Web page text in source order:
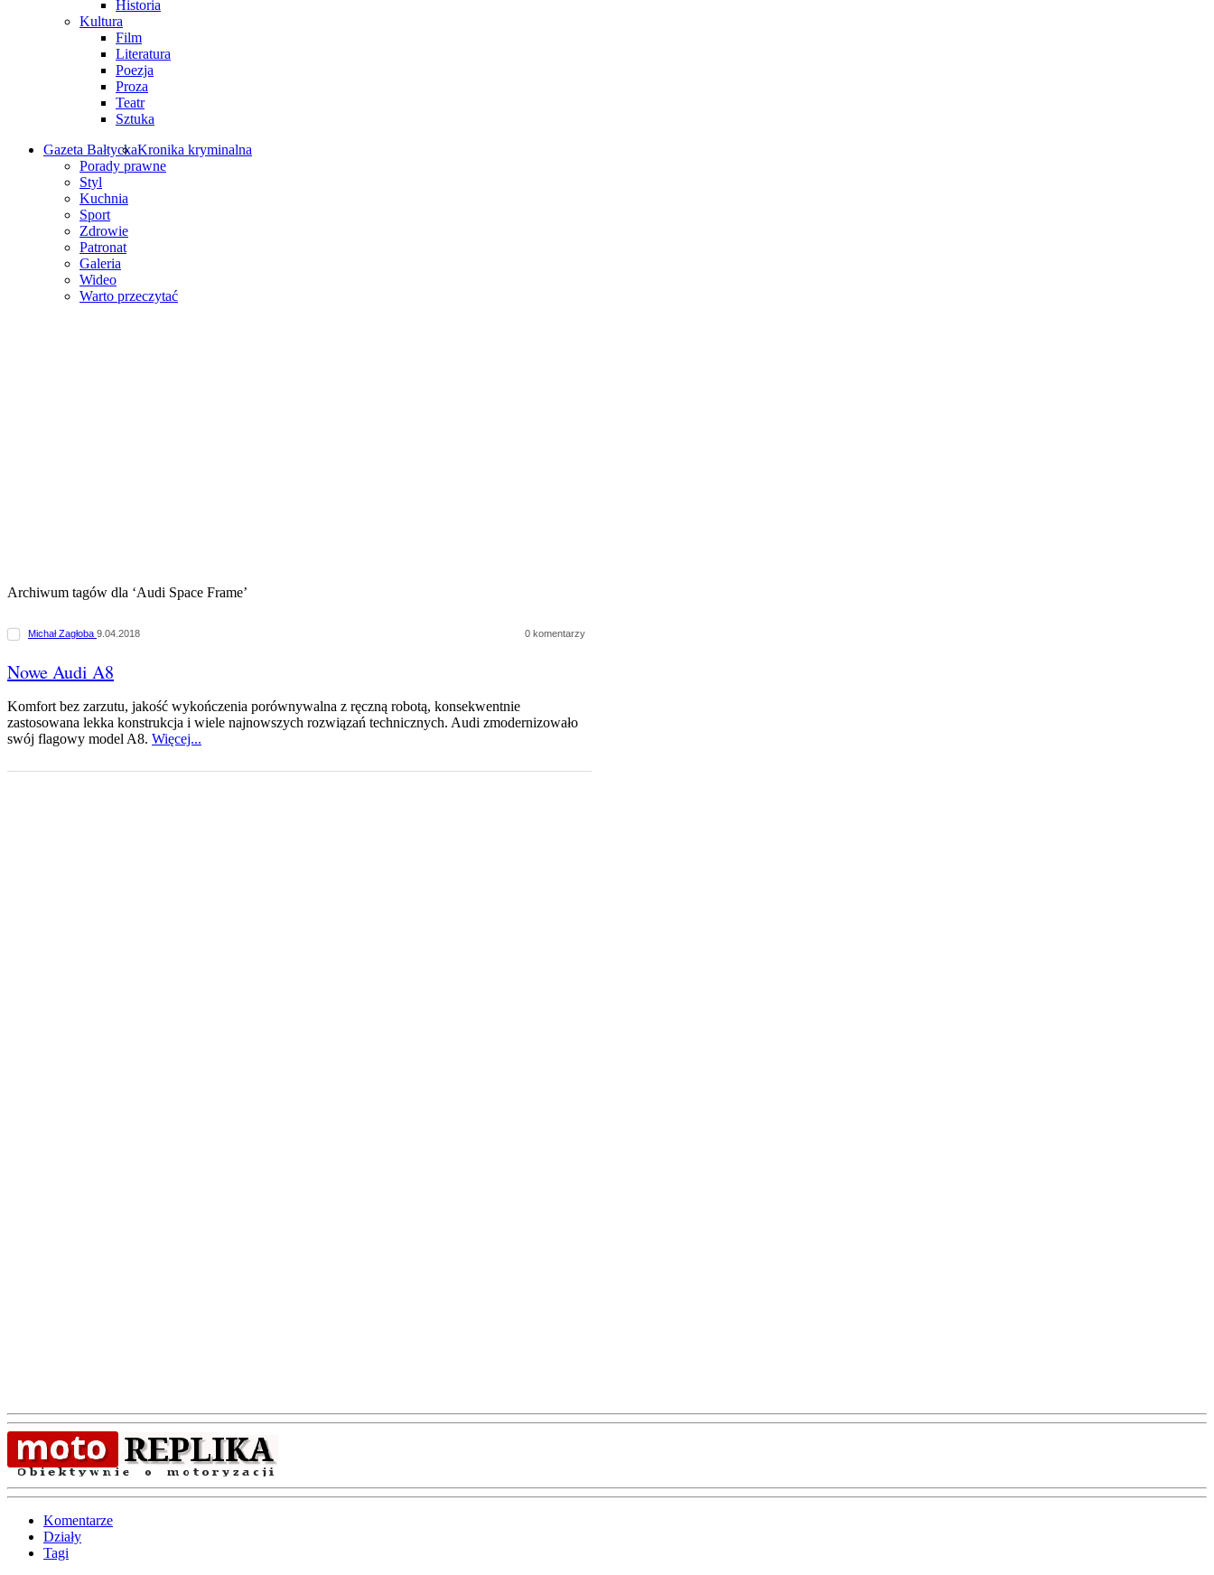
Historia
Kultura
Film
Literatura
Poezja
Proza
Teatr
Sztuka
Gazeta BałtyckaKronika kryminalna
Porady prawne
Styl
Kuchnia
Sport
Zdrowie
Patronat
Galeria
Wideo
Warto przeczytać
Archiwum tagów dla ‘Audi Space Frame’
Michał Zagłoba 9.04.2018 0 komentarzy
Nowe Audi A8
Komfort bez zarzutu, jakość wykończenia porównywalna z ręczną robotą, konsekwentnie
zastosowana lekka konstrukcja i wiele najnowszych rozwiązań technicznych. Audi zmodernizowało
swój flagowy model A8. Więcej...
Komentarze
Działy
Tagi